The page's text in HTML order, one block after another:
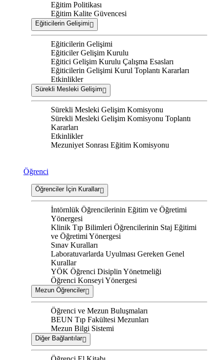
Eğitim Politikası
Eğitim Kalite Güvencesi
Eğiticilerin Gelişimi
Eğiticilerin Gelişimi
Eğiticiler Gelişim Kurulu
Eğitici Gelişim Kurulu Çalışma Esasları
Eğiticilerin Gelişimi Kurul Toplantı Kararları
Etkinlikler
Sürekli Mesleki Gelişim
Sürekli Mesleki Gelişim Komisyonu
Sürekli Mesleki Gelişim Komisyonu Toplantı
Kararları
Etkinlikler
Mezuniyet Sonrası Eğitim Komisyonu
Öğrenci
Öğrenciler İçin Kurallar
İntörnlük Öğrencilerinin Eğitim ve Öğretimi
Yönergesi
Klinik Tıp Bilimleri Öğrencilerinin Staj Eğitimi
ve Öğretimi Yönergesi
Sınav Kuralları
Laboratuvarlarda Uyulması Gereken Genel
Kurallar
YÖK Öğrenci Disiplin Yönetmeliği
Öğrenci Konseyi Yönergesi
Mezun Öğrenciler
Öğrenci ve Mezun Buluşmaları
BEUN Tıp Fakültesi Mezunları
Mezun Bilgi Sistemi
Diğer Bağlantılar